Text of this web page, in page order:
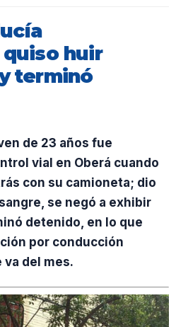
huir
terminó
de 23 años fue
vial en Oberá cuando
con su camioneta; dio
se negó a exhibir
detenido, en lo que
por conducción
va del mes.